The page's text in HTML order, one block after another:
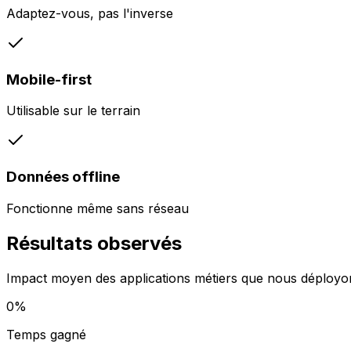
Adaptez-vous, pas l'inverse
Mobile-first
Utilisable sur le terrain
Données offline
Fonctionne même sans réseau
Résultats observés
Impact moyen des applications métiers que nous
0%
Temps gagné